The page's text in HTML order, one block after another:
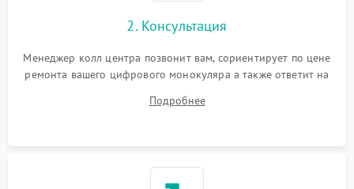
2. Консультация
Менеджер колл центра позвонит вам, сориентирует по цене
ремонта вашего цифрового монокуляра а также ответит на
Подробнее